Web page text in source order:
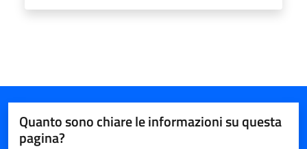
Quanto sono chiare le informazioni su questa
pagina?